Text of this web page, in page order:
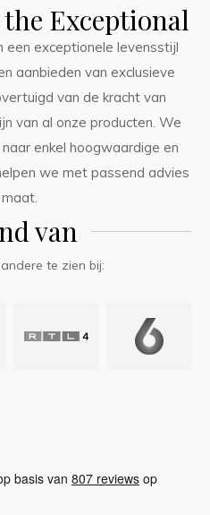
Exceptional
een exceptionele levensstijl
aanbieden van exclusieve
van de kracht van
van al onze producten. We
enkel hoogwaardige en
we met passend advies
van
te zien bij: